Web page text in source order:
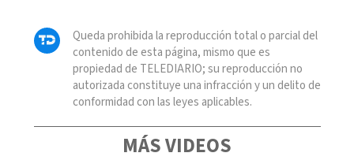
Queda prohibida la reproducción total o parcial del
contenido de esta página, mismo que es
propiedad de TELEDIARIO; su reproducción no
autorizada constituye una infracción y un delito de
conformidad con las leyes aplicables.
MÁS VIDEOS